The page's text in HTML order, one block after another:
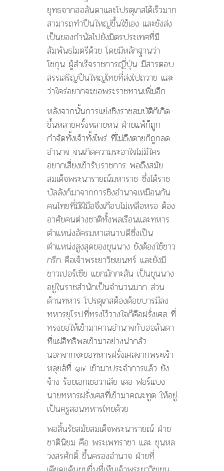
ยุทธจากฮอลันดาและโปรตุเกสได้เร็วมาก
สามารถทำปืนใหญ่ขึ้นใช้เอง และยังส่ง
เป็นของกำนัลไปยังมิตรประเทศที่มี
สัมพันธไมตรีด้วย โดยมีหลักฐานว่า
โชกุน ผู้สำเร็จราชการญี่ปุ่น มีสารตอบ
สรรเสริญปืนใหญ่ไทยที่ส่งไปถวาย และ
ว่าใคร่อยากจะขอพระราชทานเพิ่มอีก
หลังจากนั้นการแย่งชิงราชสมบัติก็เกิด
ขึ้นหลายครั้งหลายหน ฝ่ายแพ้ก็ถูก
กำจัดทั้งเจ้าทั้งไพร่ ที่ไม่ถึงตายก็ถูกลด
อำนาจ จนเกิดความระอาใจไม่มีใคร
อยากเสี่ยงเข้ารับราชการ พอถึงสมัย
สมเด็จพระนารายณ์มหาราช ซึ่งได้ราช
บัลลังก์มาจากการชิงอำนาจเหมือนกัน
คนไทยที่มีฝีมือจึงเกือบไม่เหลือหรอ ต้อง
อาศัยคนต่างชาติทั้งพลเรือนและทหาร
ตำแหน่งอัครมหาเสนาบดีซึ่งเป็น
ตำแหน่งสูงสุดของขุนนาง ยังต้องใช้ชาว
กรีก คือเจ้าพระยาวิชเยนทร์ และยังมี
ชาวเปอร์เซีย แขกมักกะสัน เป็นขุนนาง
อยู่ในราชสำนักเป็นจำนวนมาก ส่วน
ด้านทหาร โปรตุเกสต้องด้อยบารมีลง
ทหารยุโรปที่ทรงไว้วางใจก็คือฝรั่งเศส ที่
ทรงขอให้เข้ามาคานอำนาจกับฮอลันดา
ที่แผ่อิทธิพลเข้ามาอย่างน่ากลัว
นอกจากจะขอทหารฝรั่งเศสจากพระเจ้า
หลุยส์ที่ ๑๔ เข้ามาประจำการแล้ว ยัง
จ้าง ร้อยเอกเชอวาเลีย เดอ ฟอร์แบง
นายทหารฝรั่งเศสที่เข้ามาคณะทูต ให้อยู่
เป็นครูสอนทหารไทยด้วย
พอสิ้นรัชสมัยสมเด็จพระนารายณ์ ฝ่าย
ชาตินิยม คือ พระเพทราชา และ ขุนหล
วงสรศักดิ์ ขึ้นครองอำนาจ ฝ่ายที่